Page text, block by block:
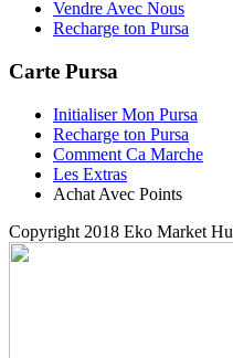
Vendre Avec Nous
Recharge ton Pursa
Carte Pursa
Initialiser Mon Pursa
Recharge ton Pursa
Comment Ca Marche
Les Extras
Achat Avec Points
Copyright 2018 Eko Market